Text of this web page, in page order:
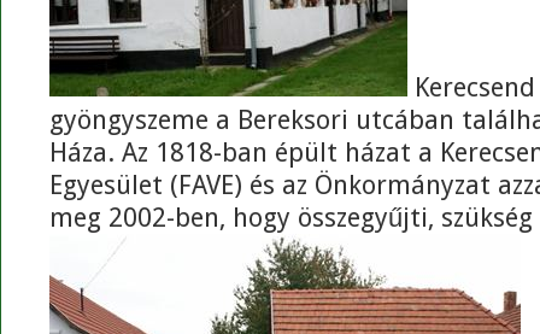
gyöngyszeme a Bereksori utcában
Háza. Az 1818-ban épült házat a
Egyesület (FAVE) és az Önkormányzat
meg 2002-ben, hogy összegyűjti,